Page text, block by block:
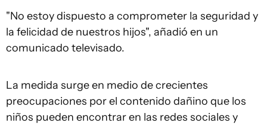
"No estoy dispuesto a comprometer la seguridad y
la felicidad de nuestros hijos", añadió en un
comunicado televisado.
La medida surge en medio de crecientes
preocupaciones por el contenido dañino que los
niños pueden encontrar en las redes sociales y